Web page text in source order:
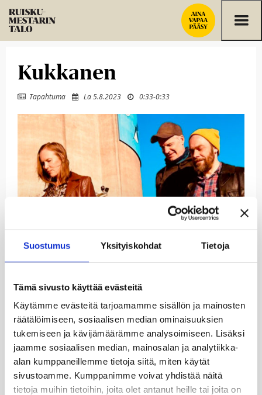
Suostumus Yksityiskohdat Tietoja
Tämä sivusto käyttää evästeitä
Käytämme evästeitä tarjoamamme sisällön ja mainosten
räätälöimiseen, sosiaalisen median ominaisuuksien
tukemiseen ja kävijämäärämme analysoimiseen. Lisäksi
jaamme sosiaalisen median, mainosalan ja analytiikka-
alan kumppaneillemme tietoja siitä, miten käytät
sivustoamme. Kumppanimme voivat yhdistää näitä
tietoja muihin tietoihin, joita olet antanut heille tai joita on
Kukkanen
 Tapahtuma  La 5.8.2023  0:33-0:33
kaupunkitarinat ja ihmiskohtalot. Yhtyeeseen
Lehtinen, basso, sekäKatja Lamberg, viulu ja
puhaltimet. Vapaa pääsy.
 Julkaistu:31.5.2023